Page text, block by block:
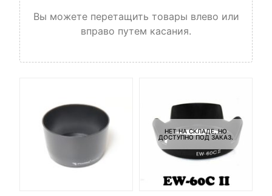
Вы можете перетащить товары влево или
вправо путем касания.
НЕТ НА СКЛАДЕ, НО
ДОСТУПНО ПОД ЗАКАЗ.